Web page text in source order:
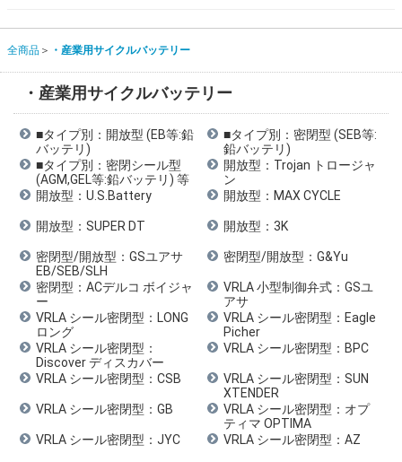
全商品 ・産業用サイクルバッテリー
・産業用サイクルバッテリー
■タイプ別：開放型 (EB等:鉛
バッテリ)
■タイプ別：密閉型 (SEB等:
鉛バッテリ)
■タイプ別：密閉シール型
(AGM,GEL等:鉛バッテリ) 等
開放型：Trojan トロージャ
ン
開放型：U.S.Battery
開放型：MAX CYCLE
開放型：SUPER DT 開放型：3K
密閉型/開放型：GSユアサ
EB/SEB/SLH
密閉型/開放型：G&Yu
密閉型：ACデルコ ボイジャ
ー
VRLA 小型制御弁式：GSユ
アサ
VRLA シール密閉型：LONG
ロング
VRLA シール密閉型：Eagle
Picher
VRLA シール密閉型：
Discover ディスカバー
VRLA シール密閉型：BPC
VRLA シール密閉型：CSB
VRLA シール密閉型：SUN
XTENDER
VRLA シール密閉型：GB
VRLA シール密閉型：オプ
ティマ OPTIMA
VRLA シール密閉型：JYC
VRLA シール密閉型：AZ